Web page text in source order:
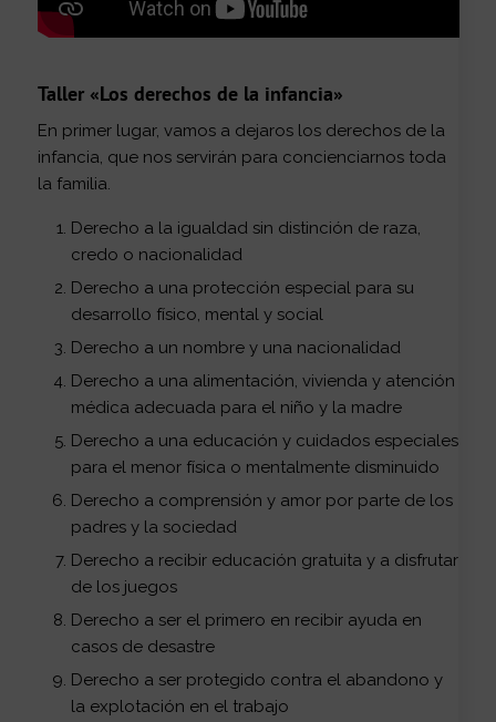
Taller «Los derechos de la infancia»
En primer lugar, vamos a dejaros los derechos de la
infancia, que nos servirán para concienciarnos toda
la familia.
Derecho a la igualdad sin distinción de raza,
credo o nacionalidad
Derecho a una protección especial para su
desarrollo físico, mental y social
Derecho a un nombre y una nacionalidad
Derecho a una alimentación, vivienda y atención
médica adecuada para el niño y la madre
Derecho a una educación y cuidados especiales
para el menor física o mentalmente disminuido
Derecho a comprensión y amor por parte de los
padres y la sociedad
Derecho a recibir educación gratuita y a disfrutar
de los juegos
Derecho a ser el primero en recibir ayuda en
casos de desastre
Derecho a ser protegido contra el abandono y
la explotación en el trabajo